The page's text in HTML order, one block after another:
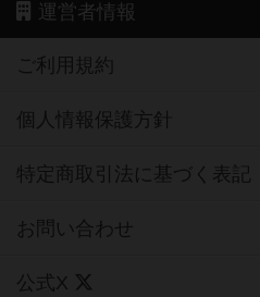
運営者情報
ご利用規約
個人情報保護方針
特定商取引法に基づく表記
お問い合わせ
公式X